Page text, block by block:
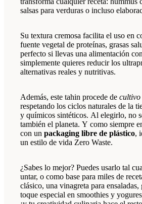
salsas para verduras o incluso
Su textura cremosa facilita el uso en
fuente vegetal de proteínas, grasas
perfecto si llevas una alimentación
simplemente quieres reducir los
alternativas reales y nutritivas.
Además, este tahin procede de cultivo
respetando los ciclos naturales de la
y químicos sintéticos. Al elegirlo, no
también el planeta. Y como siempre
con un packaging libre de plástico,
un estilo de vida Zero Waste.
¿Sabes lo mejor? Puedes usarlo tal
untar, o como base para miles de
clásico, una vinagreta para ensaladas,
toque especial en smoothies y